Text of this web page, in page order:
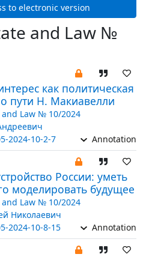
to electronic version
and Law №
как политическая
пути Н. Макиавелли
Law № 10/2024
2024-10-2-7 Annotation
России: уметь
моделировать будущее
Law № 10/2024
Николаевич
2024-10-8-15 Annotation